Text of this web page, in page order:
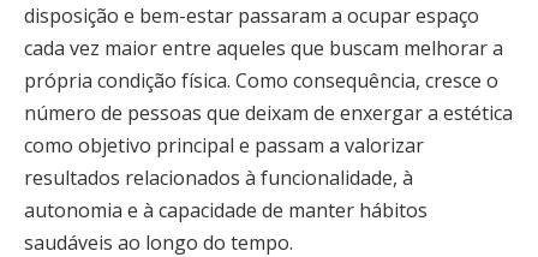
disposição e bem-estar passaram a ocupar espaço
cada vez maior entre aqueles que buscam melhorar a
própria condição física. Como consequência, cresce o
número de pessoas que deixam de enxergar a estética
como objetivo principal e passam a valorizar
resultados relacionados à funcionalidade, à
autonomia e à capacidade de manter hábitos
saudáveis ao longo do tempo.